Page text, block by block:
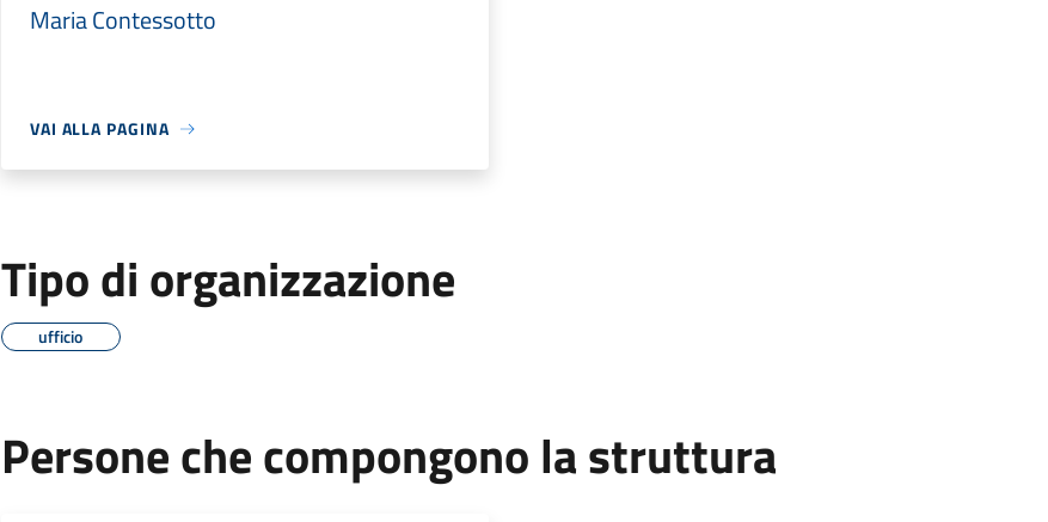
Maria Contessotto
VAI ALLA PAGINA
Tipo di organizzazione
ufficio
Persone che compongono la struttura